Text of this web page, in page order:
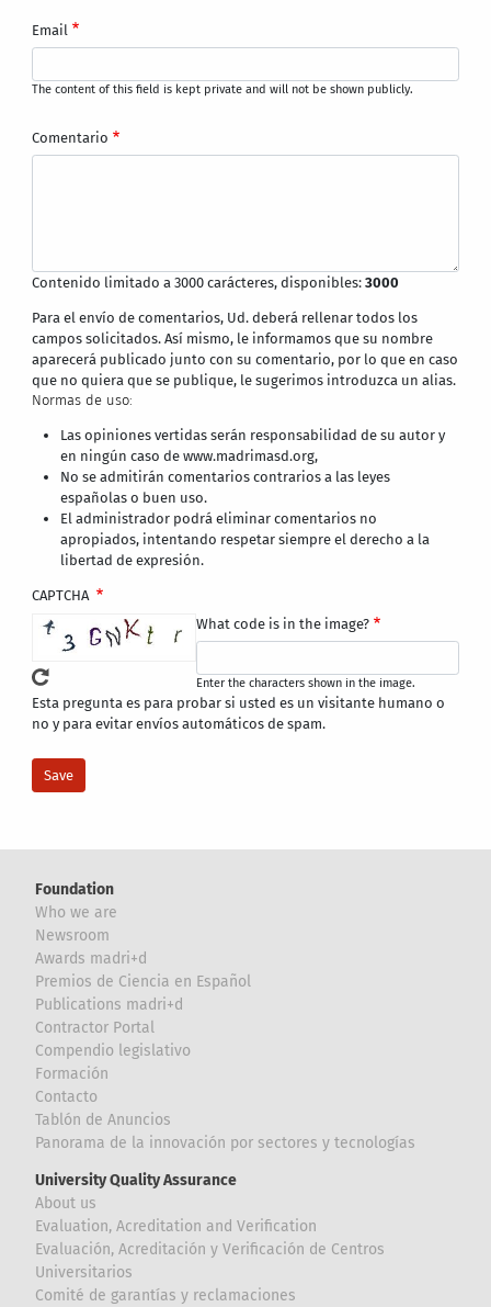
Email
The content of this field is kept private and will not be shown publicly.
Comentario
Contenido limitado a 3000 carácteres, disponibles:3000
Para el envío de comentarios, Ud. deberá rellenar todos los
campos solicitados. Así mismo, le informamos que su nombre
aparecerá publicado junto con su comentario, por lo que en caso
que no quiera que se publique, le sugerimos introduzca un alias.
Normas de uso:
Las opiniones vertidas serán responsabilidad de su autor y
en ningún caso de www.madrimasd.org,
No se admitirán comentarios contrarios a las leyes
españolas o buen uso.
El administrador podrá eliminar comentarios no
apropiados, intentando respetar siempre el derecho a la
libertad de expresión.
CAPTCHA
What code is in the image?
Enter the characters shown in the image.
Esta pregunta es para probar si usted es un visitante humano o
no y para evitar envíos automáticos de spam.
Foundation
Who we are
Newsroom
Awards madri+d
Premios de Ciencia en Español
Publications madri+d
Contractor Portal
Compendio legislativo
Formación
Contacto
Tablón de Anuncios
Panorama de la innovación por sectores y tecnologías
University Quality Assurance
About us
Evaluation, Acreditation and Verification
Evaluación, Acreditación y Verificación de Centros
Universitarios
Comité de garantías y reclamaciones